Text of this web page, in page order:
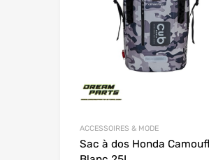
ACCESSOIRES & MODE
Sac à dos Honda